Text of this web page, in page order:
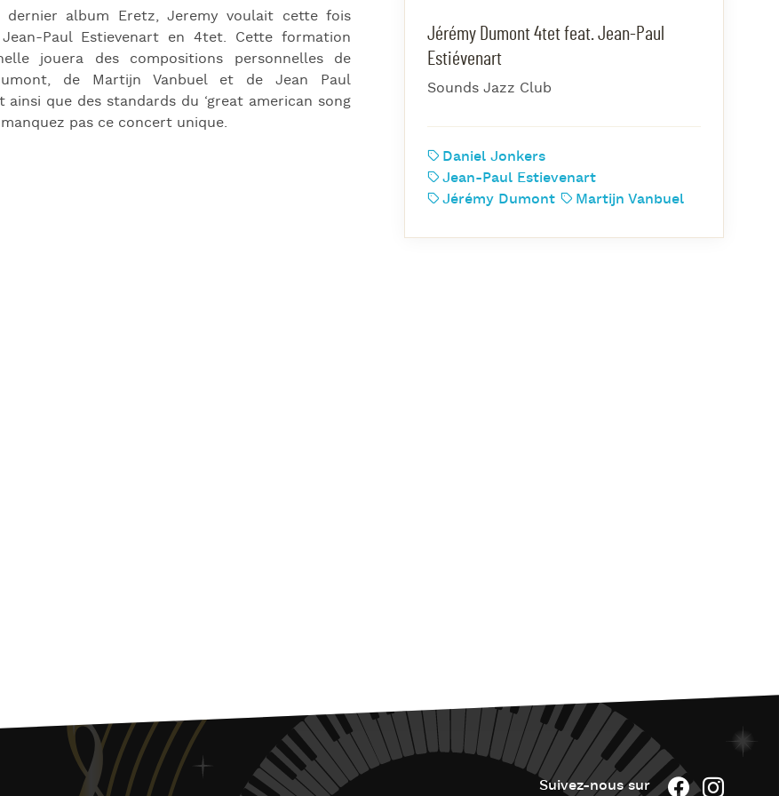
Jazz Nights
Les Midis-Jazz
Jazz au Pavillon
dernier album Eretz, Jeremy voulait cette fois
Paul Estievenart en 4tet. Cette formation
jouera des compositions personnelles de
de Martijn Vanbuel et de Jean Paul
ainsi que des standards du ‘great american song
manquez pas ce concert unique.
Jérémy Dumont 4tet feat. Jean-Paul
Estiévenart
Sounds Jazz Club
Daniel Jonkers
Jean-Paul Estievenart
Jérémy Dumont
Martijn Vanbuel
Suivez-nous sur